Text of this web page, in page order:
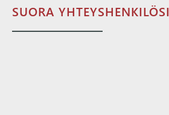
SUORA YHTEYSHENKILÖSI